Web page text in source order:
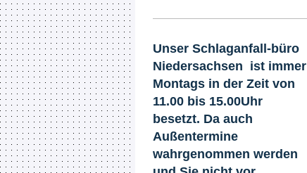
Unser Schlaganfall​-büro
Niedersachsen ist immer
Montags in der Zeit von
11.00 bis 15.00Uhr
besetzt. Da auch
Außentermine
wahrgenommen werden